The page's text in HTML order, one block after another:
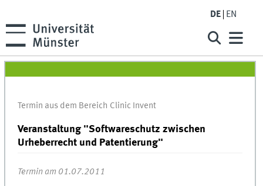
DE EN
Termin aus dem Bereich Clinic Invent
Veranstaltung "Softwareschutz zwischen
Urheberrecht und Patentierung"
Termin am 01.07.2011